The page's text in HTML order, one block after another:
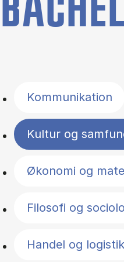
Kommunikation
Kultur og
Økonomi og
Filosofi og
Handel og logistik